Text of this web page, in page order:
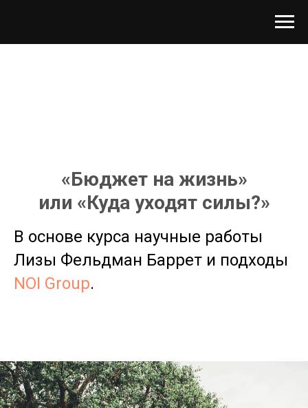
«Бюджет на жизнь»
или «Куда уходят силы?»
В основе курса научные работы
Лизы Фельдман Баррет и подходы
NOI Group.